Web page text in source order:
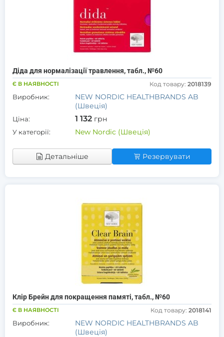
Діда для нормалізації травлення, табл., №60
Є В НАЯВНОСТІ Код товару: 2018139
Виробник:
NEW NORDIC HEALTHBRANDS AB
(Швеція)
Ціна: 1 132 грн
У категорії: New Nordic (Швеція)
Детальніше Резервувати
Клір Брейн для покращення памяті, табл., №60
Є В НАЯВНОСТІ Код товару: 2018141
Виробник:
NEW NORDIC HEALTHBRANDS AB
(Швеція)